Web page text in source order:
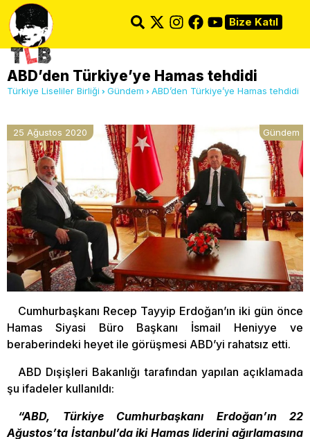
Bize Katıl
ABD’den Türkiye’ye Hamas tehdidi
Türkiye Liseliler Birliği Gündem ABD’den Türkiye’ye Hamas tehdidi
25 Ağustos 2020 Gündem
Cumhurbaşkanı Recep Tayyip Erdoğan’ın iki gün önce
Hamas Siyasi Büro Başkanı İsmail Heniyye ve
beraberindeki heyet ile görüşmesi ABD’yi rahatsız etti.
ABD Dışişleri Bakanlığı tarafından yapılan açıklamada
şu ifadeler kullanıldı:
“ABD, Türkiye Cumhurbaşkanı Erdoğan’ın 22
Ağustos’ta İstanbul’da iki Hamas liderini ağırlamasına